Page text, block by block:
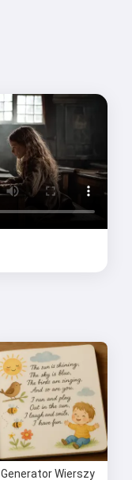
Generator Wierszy